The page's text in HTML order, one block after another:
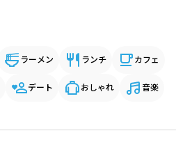
ラーメン ランチ カフェ
デート おしゃれ 音楽